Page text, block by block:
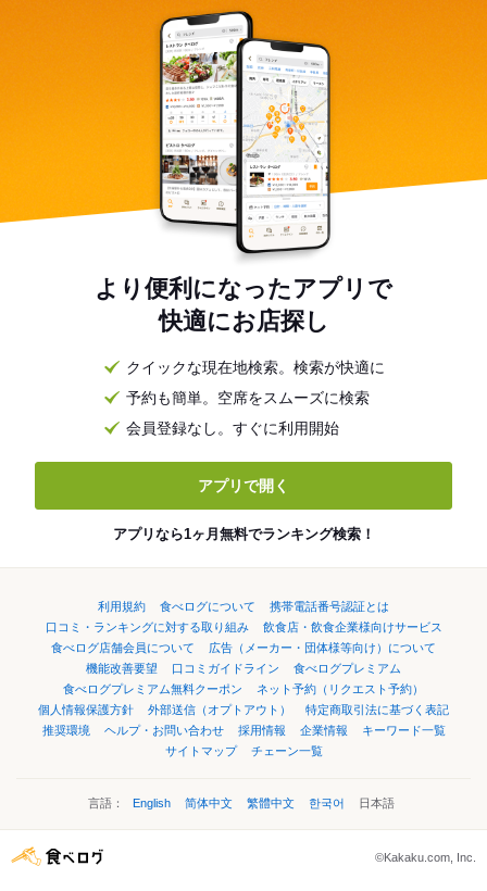
より便利になったアプリで
快適にお店探し
クイックな現在地検索。検索が快適に
予約も簡単。空席をスムーズに検索
会員登録なし。すぐに利用開始
アプリで開く
アプリなら1ヶ月無料でランキング検索！
利用規約 食べログについて
携帯電話番号認証とは
口コミ・ランキングに対する取り組み
飲食店・飲食企業様向けサービス
食べログ店舗会員について
広告（メーカー・団体様等向け）について
機能改善要望
口コミガイドライン
食べログプレミアム
食べログプレミアム無料クーポン
ネット予約（リクエスト予約）
個人情報保護方針
外部送信（オプトアウト）
特定商取引法に基づく表記
推奨環境
ヘルプ・お問い合わせ 採用情報 企業情報
キーワード一覧
サイトマップ
チェーン一覧
言語： English 简体中文 繁體中文 한국어 日本語
©Kakaku.com, Inc.